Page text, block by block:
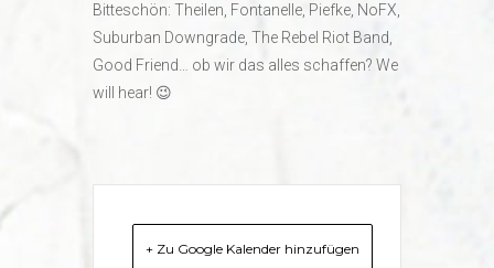
Bitteschön: Theilen, Fontanelle, Piefke, NoFX,
Suburban Downgrade, The Rebel Riot Band,
Good Friend… ob wir das alles schaffen? We
will hear! 😉
+ Zu Google Kalender hinzufügen